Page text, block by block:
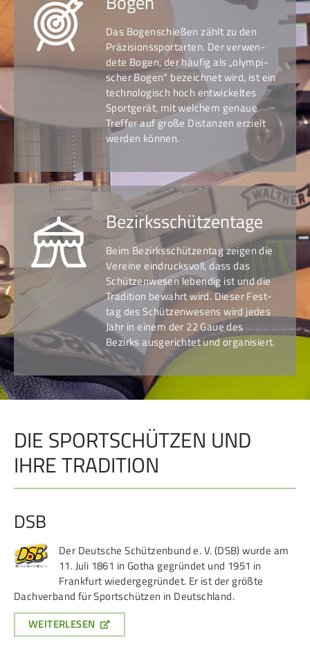
Das Bogenschießen zählt zu den
Präzi­sions­sport­arten. Der ver­wen­
dete Bogen, der häufig als „olym­pi­
scher Bogen“ be­zeich­net wird, ist ein
tech­no­lo­gisch hoch ent­wickel­tes
Sport­gerät, mit wel­chem genaue
Treffer auf große Distan­zen erzielt
werden können.
Bezirks­schützentage
Beim Bezirksschützen­tag zeigen die
Vereine ein­drucks­voll, dass das
Schützen­wesen leben­dig ist und die
Tradition bewahrt wird. Dieser Fest­
tag des Schützen­wesens wird jedes
Jahr in einem der 22 Gaue des
Bezirks aus­ge­richtet und organisiert.
DIE SPORTSCHÜTZEN UND
IHRE TRADITION
DSB
Der Deutsche Schützenbund e. V. (DSB) wurde am
11. Juli 1861 in Gotha gegründet und 1951 in
Frankfurt wiedergegründet. Er ist der größte
Dachverband für Sportschützen in Deutschland.
WEITERLESEN